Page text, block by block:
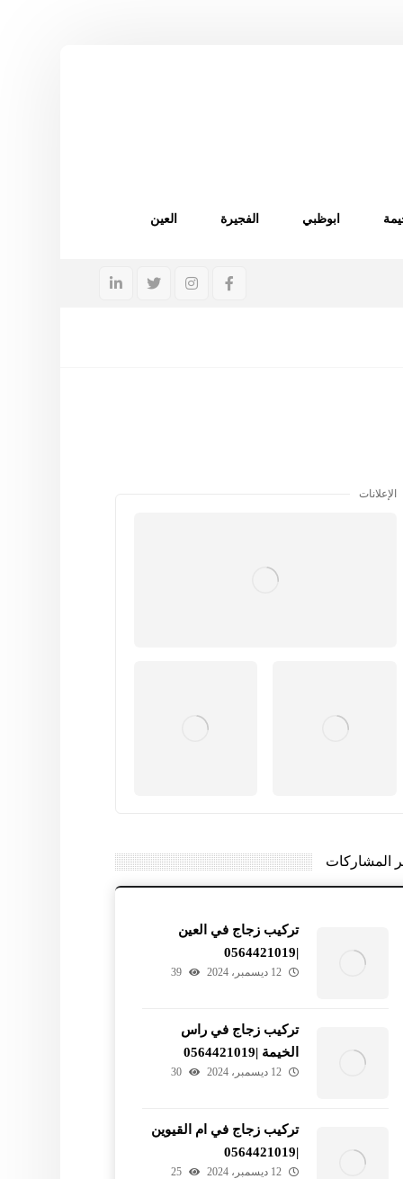
ابوظبي الفجيرة العين
الإعلانات
المشاركات
تركيب زجاج في العين
|0564421019
12 ديسمبر، 2024 39
تركيب زجاج في راس
الخيمة |0564421019
12 ديسمبر، 2024 30
تركيب زجاج في ام القيوين
|0564421019
12 ديسمبر، 2024 25